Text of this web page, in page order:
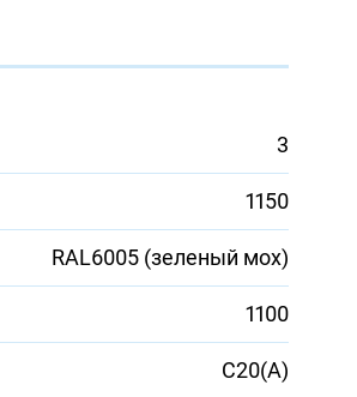
3
1150
RAL6005 (зеленый мох)
1100
С20(А)